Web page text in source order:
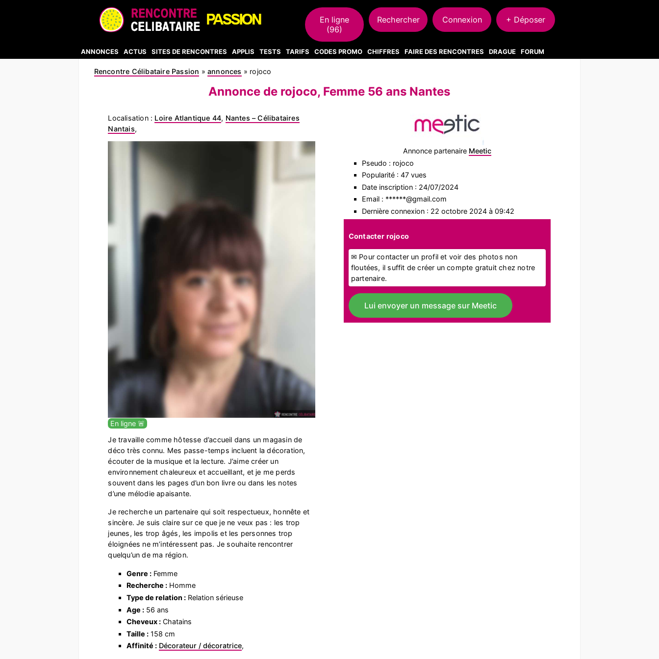
En ligne
(96)
Rechercher Connexion + Déposer
ANNONCES ACTUS SITES DE RENCONTRES APPLIS TESTS TARIFS CODES PROMO CHIFFRES FAIRE DES RENCONTRES DRAGUE FORUM
Rencontre Célibataire Passion »annonces » rojoco
Annonce de rojoco, Femme 56 ans Nantes
Localisation : Loire Atlantique 44, Nantes – Célibataires
Nantais,
En ligne 🚨
Je travaille comme hôtesse d’accueil dans un magasin de
déco très connu. Mes passe-temps incluent la décoration,
écouter de la musique et la lecture. J’aime créer un
environnement chaleureux et accueillant, et je me perds
souvent dans les pages d’un bon livre ou dans les notes
d’une mélodie apaisante.
Je recherche un partenaire qui soit respectueux, honnête et
sincère. Je suis claire sur ce que je ne veux pas : les trop
jeunes, les trop âgés, les impolis et les personnes trop
éloignées ne m’intéressent pas. Je souhaite rencontrer
quelqu’un de ma région.
Genre :Femme
Recherche :Homme
Type de relation :Relation sérieuse
Age :56 ans
Cheveux :Chatains
Taille :158 cm
Affinité : Décorateur / décoratrice,
Annonce partenaire Meetic
Pseudo : rojoco
Popularité : 47 vues
Date inscription : 24/07/2024
Email : ******@gmail.com
Dernière connexion : 22 octobre 2024 à 09:42
Contacter rojoco
✉ Pour contacter un profil et voir des photos non
floutées, il suffit de créer un compte gratuit chez notre
partenaire.
Lui envoyer un message sur Meetic